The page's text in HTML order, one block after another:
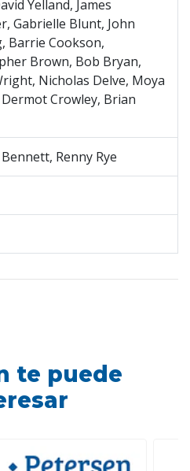
Yelland, James
Gabrielle Blunt, John
Barrie Cookson,
Brown, Bob Bryan,
Nicholas Delve, Moya
Crowley, Brian
Renny Rye
te puede